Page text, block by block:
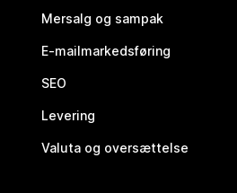
Mersalg og sampak
E-mailmarkedsføring
SEO
Levering
Valuta og oversættelse